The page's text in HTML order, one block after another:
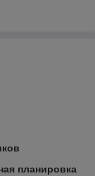
планировка